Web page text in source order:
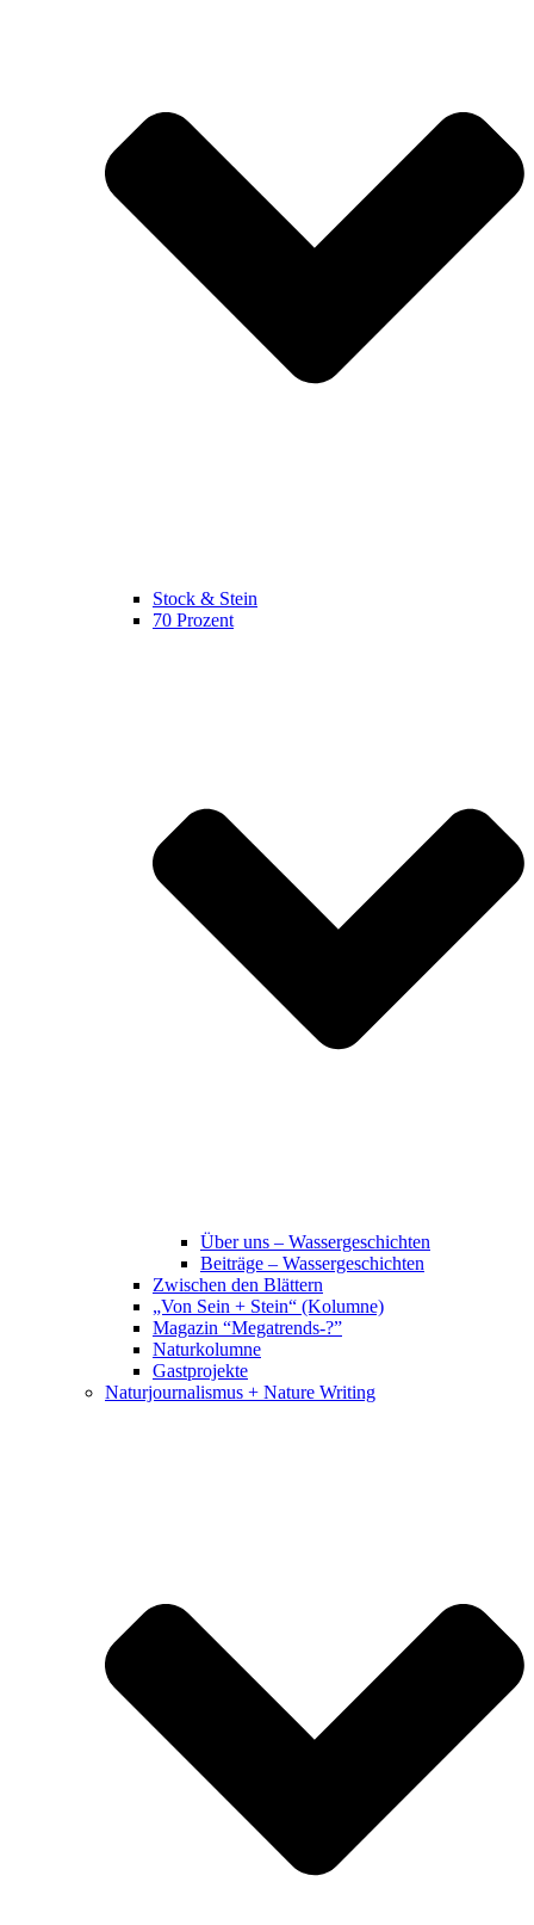
Stock & Stein
70 Prozent
Über uns – Wassergeschichten
Beiträge – Wassergeschichten
Zwischen den Blättern
„Von Sein + Stein“ (Kolumne)
Magazin “Megatrends-?”
Naturkolumne
Gastprojekte
Naturjournalismus + Nature Writing